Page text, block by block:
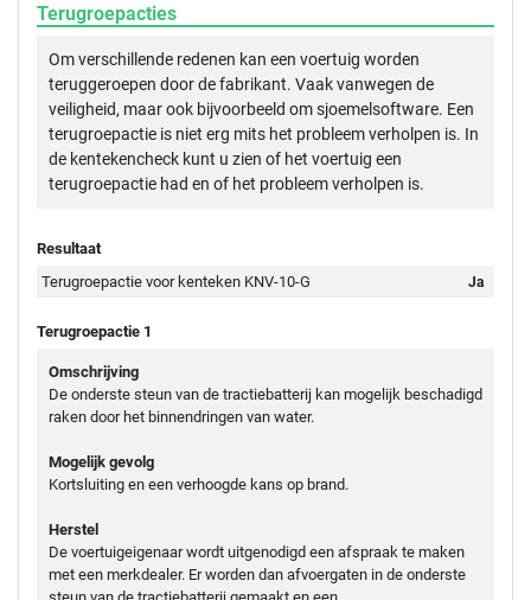
Terugroepacties
Om verschillende redenen kan een voertuig worden
teruggeroepen door de fabrikant. Vaak vanwegen de
veiligheid, maar ook bijvoorbeeld om sjoemelsoftware. Een
terugroepactie is niet erg mits het probleem verholpen is. In
de kentekencheck kunt u zien of het voertuig een
terugroepactie had en of het probleem verholpen is.
Resultaat
Terugroepactie voor kenteken KNV-10-G
Ja
Terugroepactie 1
Omschrijving
De onderste steun van de tractiebatterij kan mogelijk beschadigd
raken door het binnendringen van water.
Mogelijk gevolg
Kortsluiting en een verhoogde kans op brand.
Herstel
De voertuigeigenaar wordt uitgenodigd een afspraak te maken
met een merkdealer. Er worden dan afvoergaten in de onderste